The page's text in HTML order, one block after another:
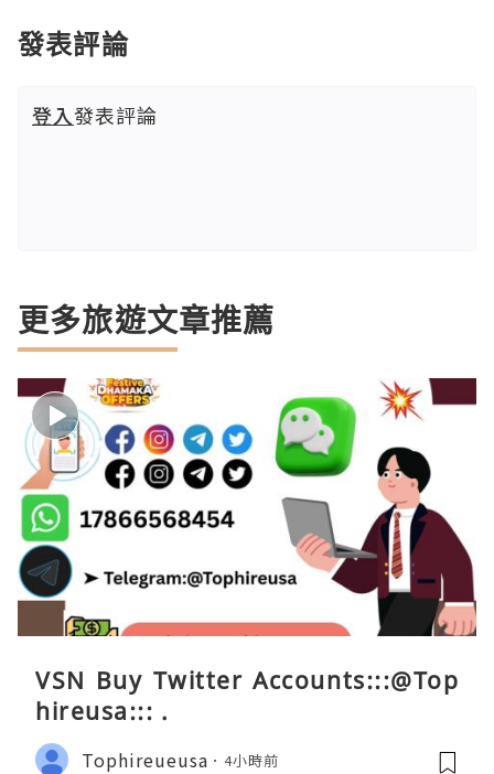
發表評論
登入發表評論
更多旅遊文章推薦
VSN Buy Twitter Accounts:::@Top
hireusa::: .
Tophireueusa 4小時前